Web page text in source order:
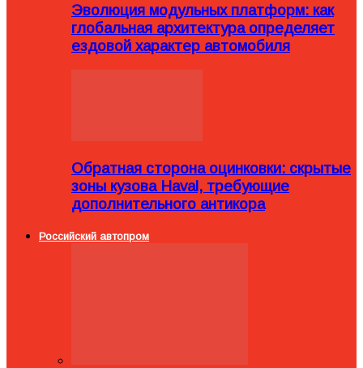
Эволюция модульных платформ: как
глобальная архитектура определяет
ездовой характер автомобиля
Обратная сторона оцинковки: скрытые
зоны кузова Haval, требующие
дополнительного антикора
Российский автопром